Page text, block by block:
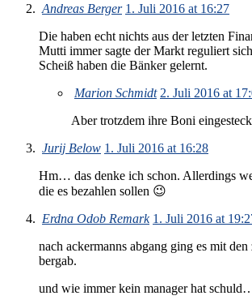
Andreas Berger 1. Juli 2016 at 16:27
Die haben echt nichts aus der letzten
Mutti immer sagte der Markt reguliert
Scheiß haben die Bänker gelernt.
Marion Schmidt 2. Juli 2016 at
Aber trotzdem ihre Boni
Jurij Below 1. Juli 2016 at 16:28
Hm… das denke ich schon. Allerdings
die es bezahlen sollen 😉
Erdna Odob Remark 1. Juli 2016 at
nach ackermanns abgang ging es mit
bergab.
und wie immer kein manager hat